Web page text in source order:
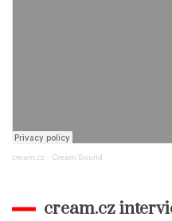
cream.cz · Cream Sound
cream.cz